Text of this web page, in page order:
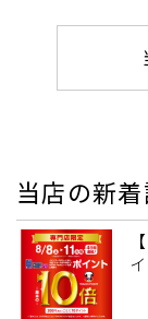
当店の新